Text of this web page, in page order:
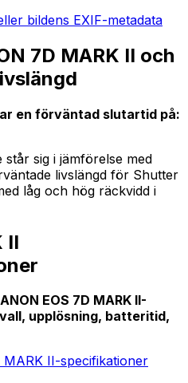
bildens EXIF-metadata
7D MARK II och
en förväntad slutartid på:
sig i jämförelse med
livslängd för Shutter
låg och hög räckvidd i
II
EOS 7D MARK II-
upplösning, batteritid,
II-specifikationer